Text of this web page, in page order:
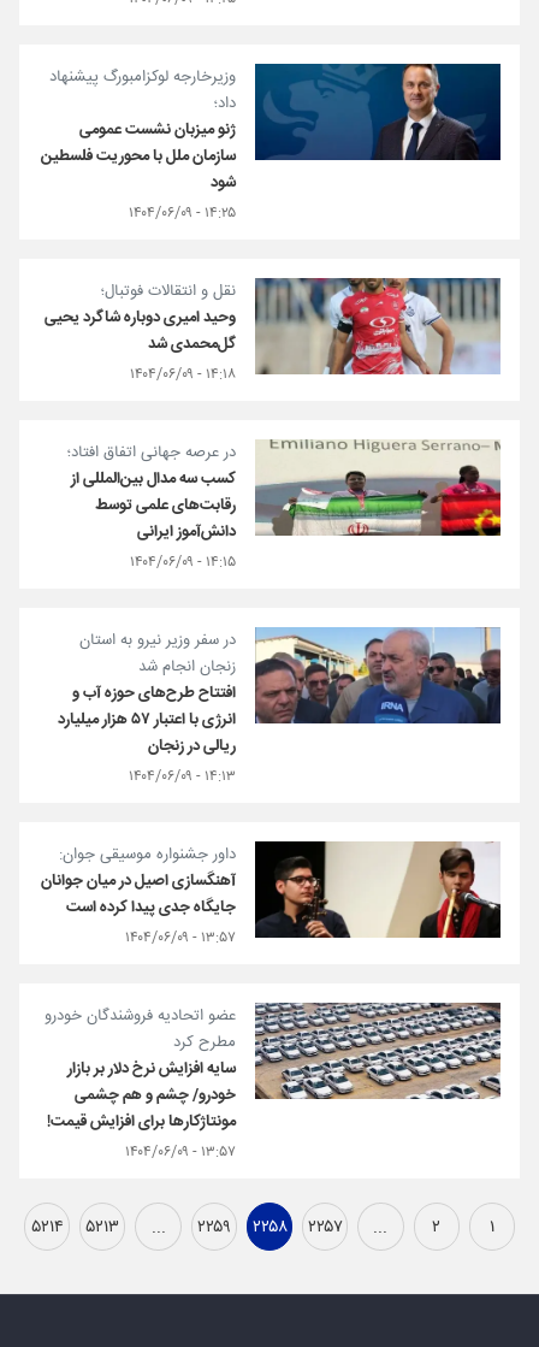
وزیرخارجه لوکزامبورگ پیشنهاد
داد؛
ژنو میزبان نشست عمومی
سازمان ملل با محوریت فلسطین
شود
۱۴:۲۵ - ۱۴۰۴/۰۶/۰۹
نقل و انتقالات فوتبال؛
وحید امیری دوباره شاگرد یحیی
گل‌محمدی شد
۱۴:۱۸ - ۱۴۰۴/۰۶/۰۹
در عرصه جهانی اتفاق افتاد؛
کسب سه مدال بین‌المللی از
رقابت‌های علمی توسط
دانش‌آموز ایرانی
۱۴:۱۵ - ۱۴۰۴/۰۶/۰۹
در سفر وزیر نیرو به استان
زنجان انجام شد
افتتاح طرح‌های حوزه آب و
انرژی با اعتبار ۵۷ هزار میلیارد
ریالی در زنجان
۱۴:۱۳ - ۱۴۰۴/۰۶/۰۹
داور جشنواره موسیقی جوان:
آهنگسازی اصیل در میان جوانان
جایگاه جدی پیدا کرده است
۱۳:۵۷ - ۱۴۰۴/۰۶/۰۹
عضو اتحادیه فروشندگان خودرو
مطرح کرد
سایه افزایش نرخ دلار بر بازار
خودرو/ چشم و هم چشمی
مونتاژکارها برای افزایش قیمت!
۱۳:۵۷ - ۱۴۰۴/۰۶/۰۹
۱ ۲ ... ۲۲۵۷ ۲۲۵۸ ۲۲۵۹ ... ۵۲۱۳ ۵۲۱۴